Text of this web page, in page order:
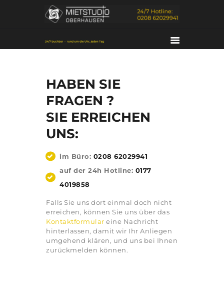
HOME
SERVICES
KONTAKT
PORTFOLIO
ÜBER UNS
HABEN SIE
FRAGEN ?
SIE ERREICHEN
UNS:
im Büro: 0208 62029941
auf der 24h Hotline: 0177
4019858
Falls Sie uns dort einmal doch nicht
erreichen, können Sie uns über das
Kontaktformular eine Nachricht
hinterlassen, damit wir Ihr Anliegen
umgehend klären, und uns bei Ihnen
zurückmelden können.